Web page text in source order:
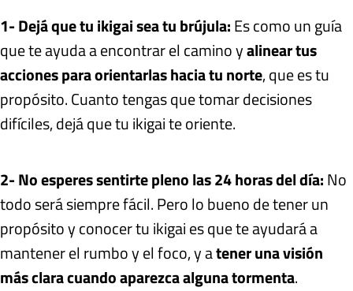
1- Dejá que tu ikigai sea tu brújula:Es como un guía
que te ayuda a encontrar el camino yalinear tus
acciones para orientarlas hacia tu norte, que es tu
propósito. Cuanto tengas que tomar decisiones
difíciles, dejá que tu ikigai te oriente.
2- No esperes sentirte pleno las 24 horas del día:No
todo será siempre fácil. Pero lo bueno de tener un
propósito y conocer tu ikigai es que te ayudará a
mantener el rumbo y el foco, y atener una visión
más clara cuando aparezca alguna tormenta.